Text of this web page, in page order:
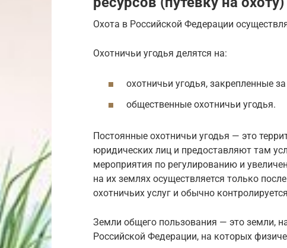
Охота в Российской Федерации
Охотничьи угодья делятся на:
охотничьи угодья, закрепленные
общественные охотничьи угодья.
Постоянные охотничьи угодья — это
юридических лиц и предоставляют там
мероприятия по регулированию и
на их землях осуществляется только
охотничьих услуг и обычно
Земли общего пользования — это земли,
Российской Федерации, на которых